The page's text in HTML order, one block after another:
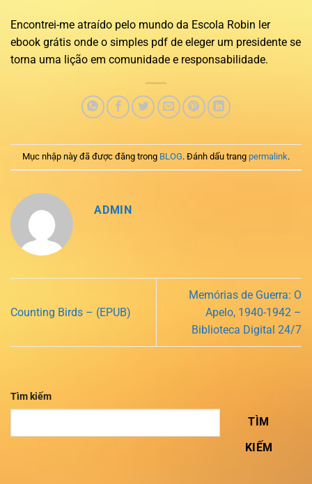
Encontrei-me atraído pelo mundo da Escola Robin ler
ebook grátis onde o simples pdf de eleger um presidente se
torna uma lição em comunidade e responsabilidade.
Mục nhập này đã được đăng trong BLOG. Đánh dấu trang permalink.
ADMIN
Counting Birds – (EPUB)
Memórias de Guerra: O
Apelo, 1940-1942 –
Biblioteca Digital 24/7
Tìm kiếm
TÌM
KIẾM